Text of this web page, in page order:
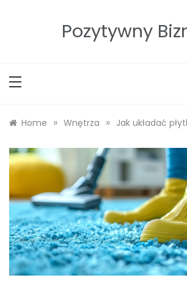
Pozytywny
Home » Wnętrza » Jak układać